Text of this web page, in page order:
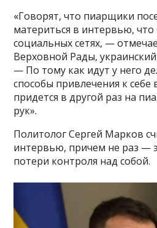
«Говорят, что пиарщики
материться в интервью,
социальных сетях, —
Верховной Рады,
— По тому как идут у него
способы привлечения к
придется в другой раз на
рук».
Политолог Сергей Марков
интервью, причем не раз —
потери контроля над собой.